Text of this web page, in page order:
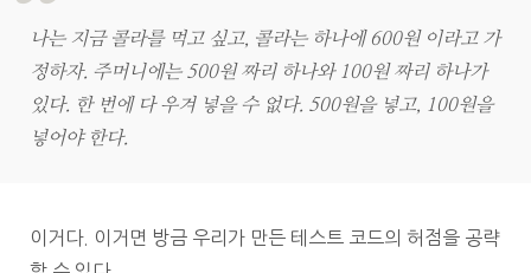
나는 지금 콜라를 먹고 싶고, 콜라는 하나에 600원 이라고 가
정하자. 주머니에는 500원 짜리 하나와 100원 짜리 하나가
있다. 한 번에 다 우겨 넣을 수 없다. 500원을 넣고, 100원을
넣어야 한다.
이거다. 이거면 방금 우리가 만든 테스트 코드의 허점을 공략